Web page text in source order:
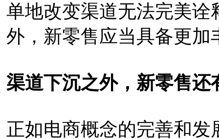
单地改变渠道无法完美
外，新零售应当具备更加
渠道下沉之外，新零售还
正如电商概念的完善和